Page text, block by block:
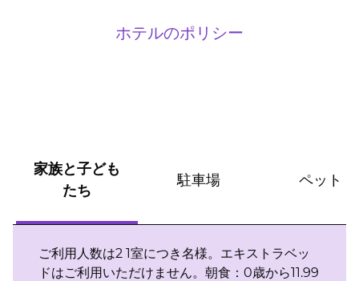
ホテルのポリシー
家族と子ども
たち
駐車場 ペット
ご利用人数は2 1室につき名様。エキストラベッ
ドはご利用いただけません。朝食：0歳から11.99